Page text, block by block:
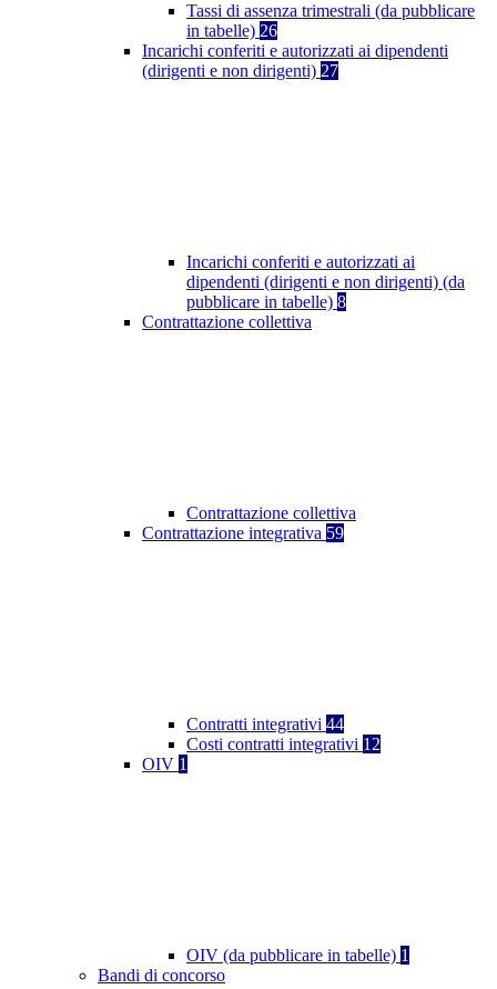
Tassi di assenza trimestrali (da pubblicare
in tabelle) 26
Incarichi conferiti e autorizzati ai dipendenti
(dirigenti e non dirigenti) 27
Incarichi conferiti e autorizzati ai
dipendenti (dirigenti e non dirigenti) (da
pubblicare in tabelle) 8
Contrattazione collettiva
Contrattazione collettiva
Contrattazione integrativa 59
Contratti integrativi 44
Costi contratti integrativi 12
OIV 1
OIV (da pubblicare in tabelle) 1
Bandi di concorso